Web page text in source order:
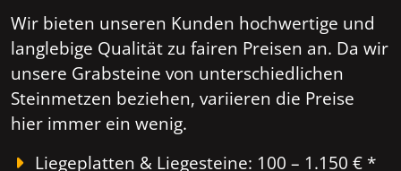
Wir bieten unseren Kunden hochwertige und
langlebige Qualität zu fairen Preisen an. Da wir
unsere Grabsteine von unterschiedlichen
Steinmetzen beziehen, variieren die Preise
hier immer ein wenig.
Liegeplatten & Liegesteine: 100 – 1.150 € *